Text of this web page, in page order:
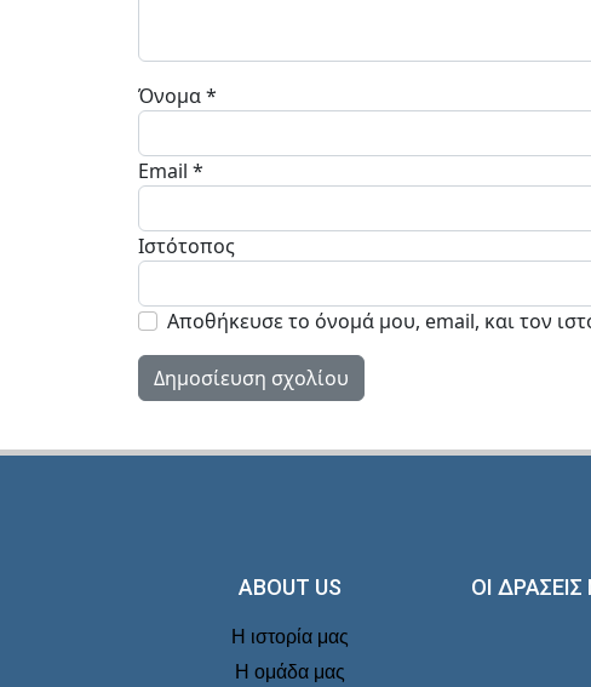
Όνομα*
Email *
Ιστότοπος
Αποθήκευσε το όνομά μου, email, και τον
ABOUT US
Η ιστορία μας
Η ομάδα μας
ΟΙ